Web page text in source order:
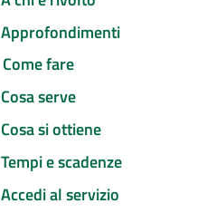
Approfondimenti
Come fare
Cosa serve
Cosa si ottiene
Tempi e scadenze
Accedi al servizio